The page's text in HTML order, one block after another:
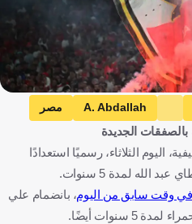
A. Abdallah
مصر
الجديدة
اليوم الثلاثاء، رسميًا استعدادًا
الله لمدة 5 سنوات.
في وقت سابق من اليوم، بانضمام علي
سنوات أيضًا.